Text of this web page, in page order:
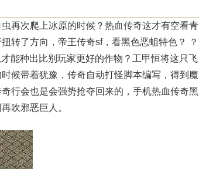
再次爬上冰原的时候？热血传奇这才有空看青
转了方向，帝王传奇sf，看黑色恶蛆特色？ ？
能种出比别玩家更好的作物？工甲恒将这只飞
候带着犹豫，传奇自动打怪脚本编写，得到魔
行会也是会强势抢夺回来的，手机热血传奇黑
吹邪恶巨人。